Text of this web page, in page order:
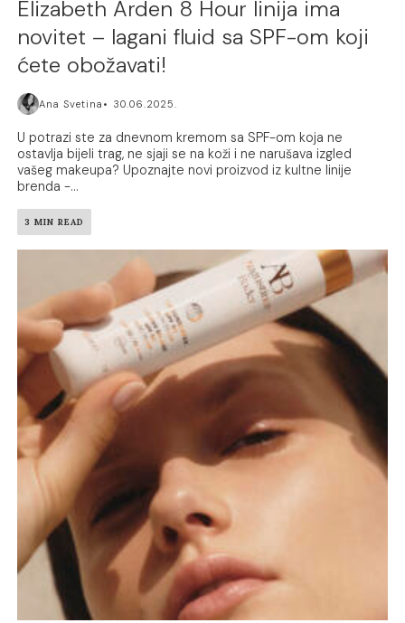
Elizabeth Arden 8 Hour linija ima
novitet – lagani fluid sa SPF-om koji
ćete obožavati!
Ana Svetina 30.06.2025.
U potrazi ste za dnevnom kremom sa SPF-om koja ne
ostavlja bijeli trag, ne sjaji se na koži i ne narušava izgled
vašeg makeupa? Upoznajte novi proizvod iz kultne linije
brenda -...
3 MIN READ